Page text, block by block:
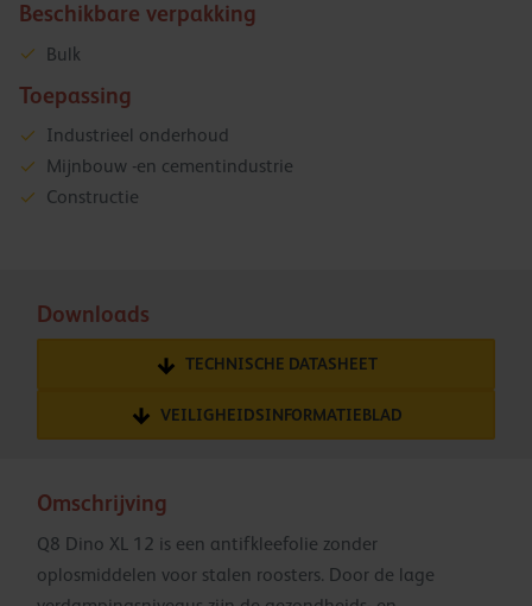
Beschikbare verpakking
Bulk
Toepassing
Industrieel onderhoud
Mijnbouw -en cementindustrie
Constructie
Downloads
TECHNISCHE DATASHEET
VEILIGHEIDSINFORMATIEBLAD
Omschrijving
Q8 Dino XL 12 is een antifkleefolie zonder
oplosmiddelen voor stalen roosters. Door de lage